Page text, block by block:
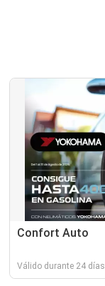
Confort Auto
Válido durante 24 días